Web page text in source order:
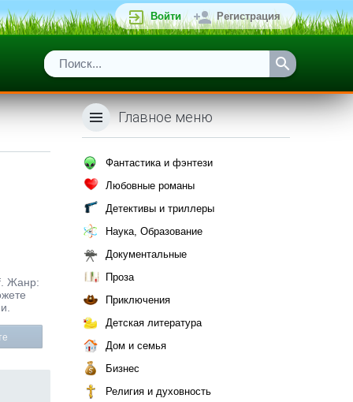
Войти Регистрация
Жанр:
Главное меню
Фантастика и фэнтези
Любовные романы
Детективы и триллеры
Наука, Образование
Документальные
Проза
Приключения
Детская литература
Дом и семья
Бизнес
Религия и духовность